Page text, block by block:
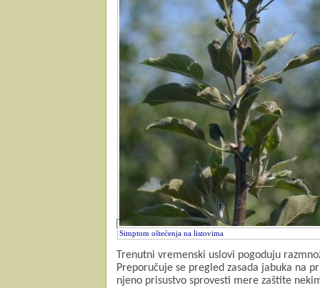
Simptom oštećenja na listovima
Trenutni vremenski uslovi pogoduju
Preporučuje se pregled zasada jabuka na
njeno prisustvo sprovesti mere zaštite